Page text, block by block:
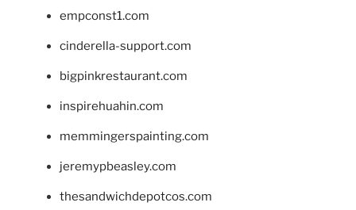
empconst1.com
cinderella-support.com
bigpinkrestaurant.com
inspirehuahin.com
memmingerspainting.com
jeremypbeasley.com
thesandwichdepotcos.com